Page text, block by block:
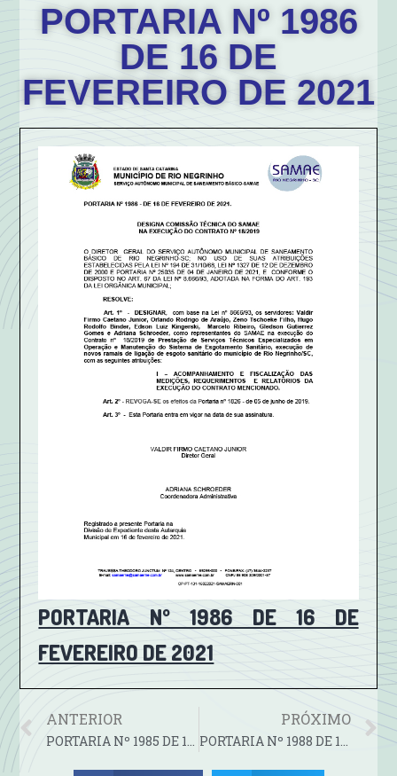
PORTARIA Nº 1986
DE 16 DE
FEVEREIRO DE 2021
PORTARIA Nº 1986 DE 16 DE
FEVEREIRO DE 2021
ANTERIOR
PORTARIA Nº 1985 DE 12 DE FEVEREIRO DE 2021
PRÓXIMO
PORTARIA Nº 1988 DE 19 DE FEVEREIRO DE 2021